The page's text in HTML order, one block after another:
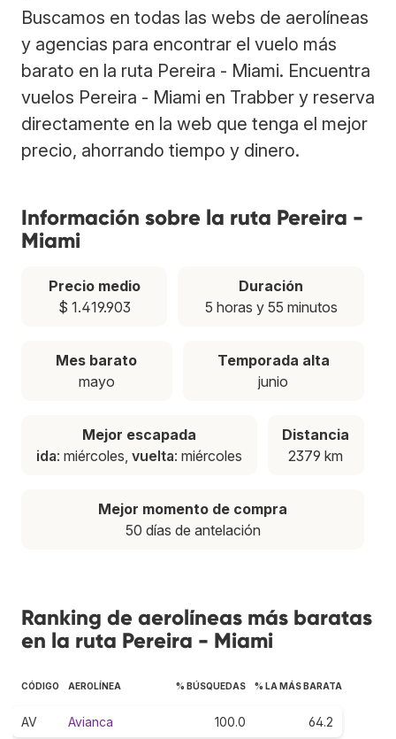
Buscamos en todas las webs de aerolíneas
y agencias para encontrar el vuelo más
barato en la ruta Pereira - Miami. Encuentra
vuelos Pereira - Miami en Trabber y reserva
directamente en la web que tenga el mejor
precio, ahorrando tiempo y dinero.
Información sobre la ruta Pereira -
Miami
Precio medio
$ 1.419.903
Duración
5 horas y 55 minutos
Mes barato
mayo
Temporada alta
junio
Mejor escapada
ida: miércoles, vuelta: miércoles
Distancia
2379 km
Mejor momento de compra
50 días de antelación
Ranking de aerolíneas más baratas
en la ruta Pereira - Miami
CÓDIGO AEROLÍNEA % BÚSQUEDAS % LA MÁS BARATA
AV Avianca 100.0 64.2